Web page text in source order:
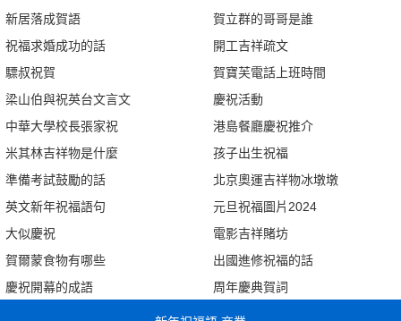
新居落成賀語
祝福求婚成功的話
驃叔祝賀
梁山伯與祝英台文言文
中華大學校長張家祝
米其林吉祥物是什麼
準備考試鼓勵的話
英文新年祝福語句
大似慶祝
賀爾蒙食物有哪些
慶祝開幕的成語
賀立群的哥哥是誰
開工吉祥疏文
賀寶芙電話上班時間
慶祝活動
港島餐廳慶祝推介
孩子出生祝福
北京奧運吉祥物冰墩墩
元旦祝福圖片2024
電影吉祥賭坊
出國進修祝福的話
周年慶典賀詞